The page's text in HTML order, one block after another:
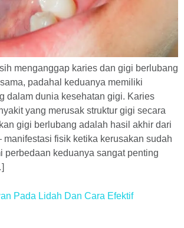
menganggap karies dan gigi berlubang
padahal keduanya memiliki
dalam dunia kesehatan gigi. Karies
yang merusak struktur gigi secara
gigi berlubang adalah hasil akhir dari
fisik ketika kerusakan sudah
perbedaan keduanya sangat penting
Pada Lidah Dan Cara Efektif